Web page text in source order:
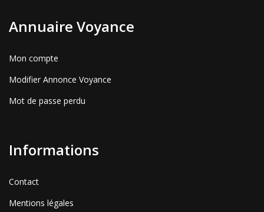
Annuaire Voyance
Mon compte
Modifier Annonce Voyance
Mot de passe perdu
Informations
Contact
Mentions légales